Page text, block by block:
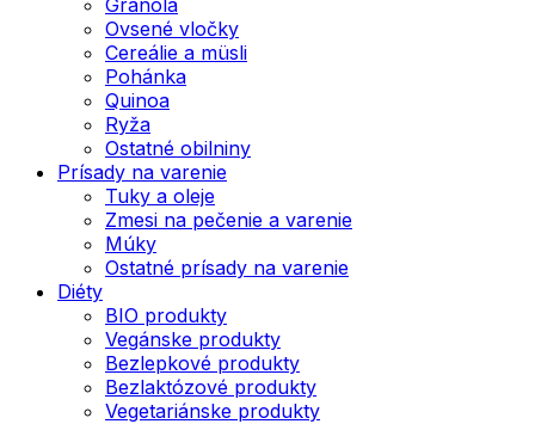
Ovsené vločky
Cereálie a müsli
Pohánka
Quinoa
Ryža
Ostatné obilniny
Prísady na varenie
Tuky a oleje
Zmesi na pečenie a varenie
Múky
Ostatné prísady na varenie
Diéty
BIO produkty
Vegánske produkty
Bezlepkové produkty
Bezlaktózové produkty
Vegetariánske produkty